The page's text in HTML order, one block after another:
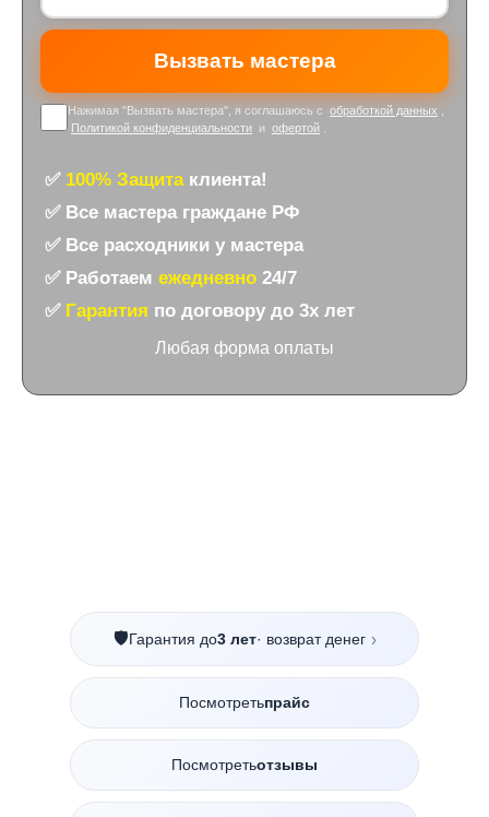
Нажимая "Вызвать мастера", я соглашаюсь с обработкой данных
Политикой конфиденциальности и офертой
✅ 100% Защитаклиента!
✅ Все мастера граждане РФ
✅ Все расходники у мастера
✅ Работаем ежедневно 24/7
✅ Гарантия по договору до 3х лет
Любая форма оплаты
🛡️Гарантия до3 лет· возврат денег ›
Посмотретьпрайс
Посмотретьотзывы